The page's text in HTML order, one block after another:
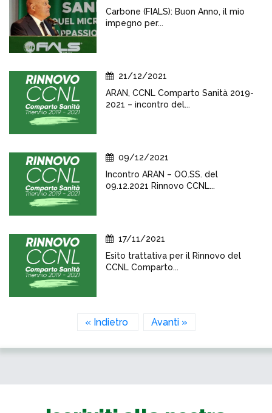
Carbone (FIALS): Buon Anno, il mio
impegno per...
21/12/2021
ARAN, CCNL Comparto Sanità 2019-
2021 – incontro del...
09/12/2021
Incontro ARAN – OO.SS. del
09.12.2021 Rinnovo CCNL...
17/11/2021
Esito trattativa per il Rinnovo del
CCNL Comparto...
« Indietro Avanti »